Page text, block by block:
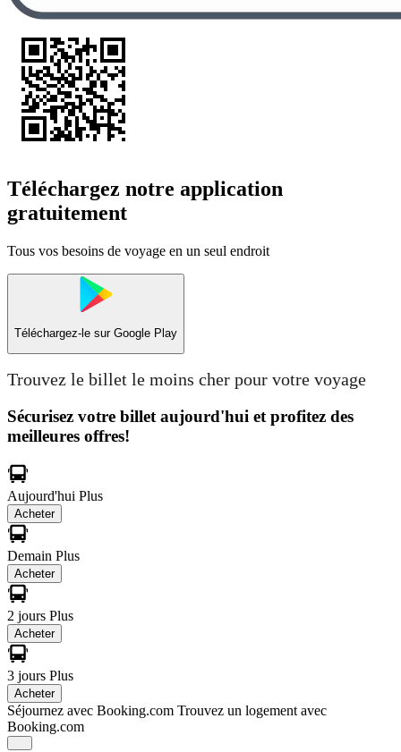
Téléchargez notre application
gratuitement
Tous vos besoins de voyage en un seul endroit
Téléchargez-le sur Google Play
Trouvez le billet le moins cher pour votre voyage
Sécurisez votre billet aujourd'hui et profitez des
meilleures offres!
Aujourd'hui Plus
Acheter
Demain Plus
Acheter
2 jours Plus
Acheter
3 jours Plus
Acheter
Séjournez avec Booking.com Trouvez un logement avec
Booking.com